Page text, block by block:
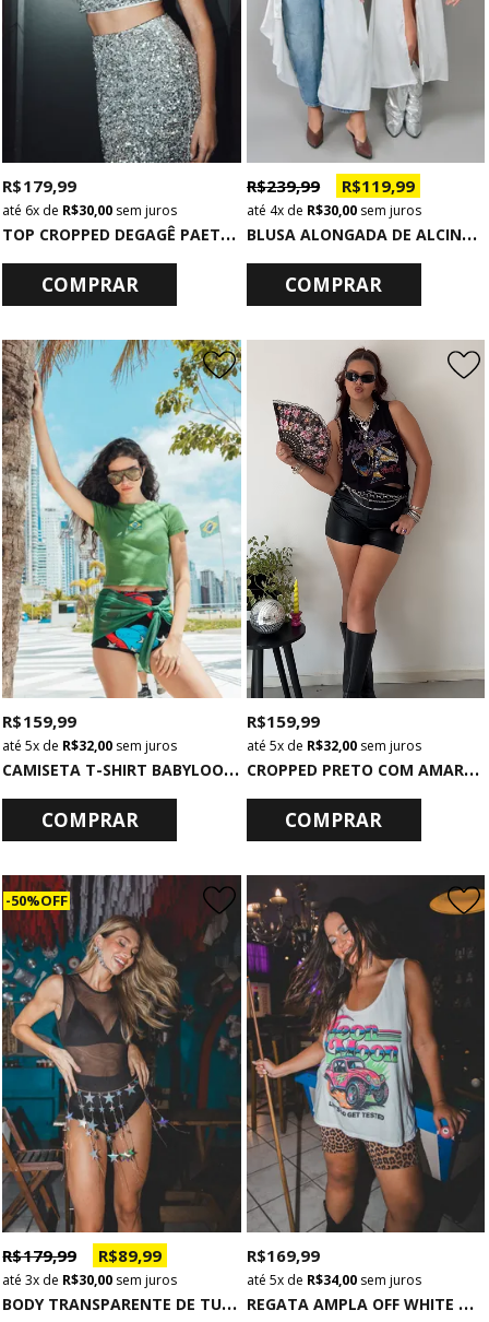
T
OP CROPPED DEGAGÊ PAETÊ PRATA
R$ 179,99
6x de R$ 30,00 sem juros
COMPRAR
B
LUSA ALONGADA DE ALCINHA ACETINADA OFF WHITE
R$ 239,99 R$ 119,99
4xde R$ 30,00sem juros
COMPRAR
C
AMISETA T-SHIRT BABYLOOK CANELADA VERDE BRASIL
R$ 159,99
5x de R$ 32,00 sem juros
COMPRAR
C
ROPPED PRETO COM AMARRAÇÃO HIGHROLLER
R$ 159,99
5xde R$ 32,00sem juros
COMPRAR
50% OFF
B
ODY TRANSPARENTE DE TULE PRETO
R$ 179,99 R$ 89,99
3x de R$ 30,00 sem juros
R
EGATA AMPLA OFF WHITE NEON MOON
R$ 169,99
5xde R$ 34,00sem juros